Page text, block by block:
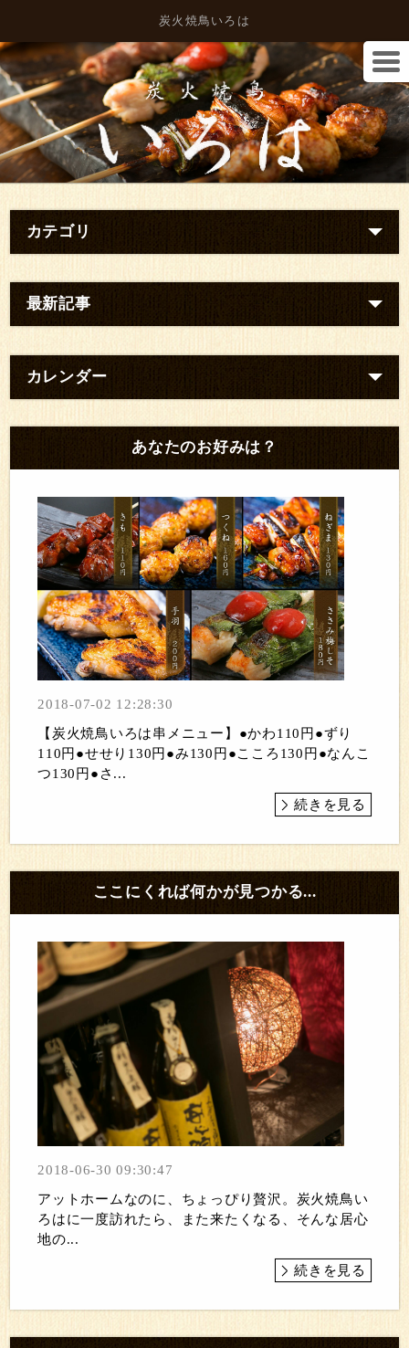
炭火焼鳥いろは
カテゴリ
最新記事
カレンダー
あなたのお好みは？
2018-07-02 12:28:30
【炭火焼鳥いろは串メニュー】●かわ110円●ずり
110円●せせり130円●み130円●こころ130円●なんこ
つ130円●さ...
続きを見る
ここにくれば何かが見つかる...
2018-06-30 09:30:47
アットホームなのに、ちょっぴり贅沢。炭火焼鳥い
ろはに一度訪れたら、また来たくなる、そんな居心
地の...
続きを見る